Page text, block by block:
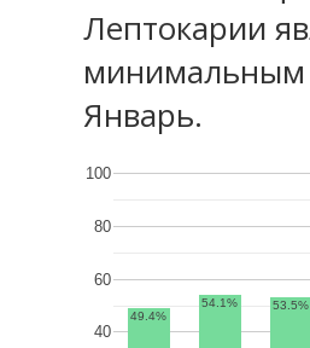
Лептокарии
минимальным
Январь.
40
60
80
100
49.4%
54.1% 53.5%